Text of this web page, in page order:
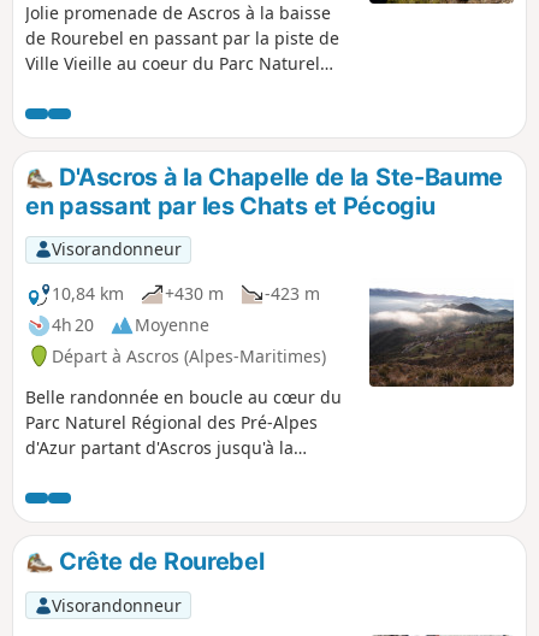
Jolie promenade de Ascros à la baisse
de Rourebel en passant par la piste de
Ville Vieille au coeur du Parc Naturel
D'Ascros à la Chapelle de la Ste-Baume
en passant par les Chats et Pécogiu
Visorandonneur
10,84 km
+430 m
-423 m
4h 20
Moyenne
Départ à Ascros (Alpes-Maritimes)
Belle randonnée en boucle au cœur du
Parc Naturel Régional des Pré-Alpes
d'Azur partant d'Ascros jusqu'à la
Baume en passant par les Chats,
Pécogiu et la Forêt Domaniale du Var-
Moyen.Crête de Rourebel
Visorandonneur